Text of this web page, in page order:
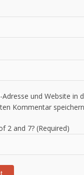
Adresse und Website in
Kommentar
2 and 7? (Required)